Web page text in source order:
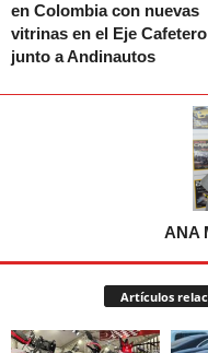
en Colombia con nuevas
vitrinas en el Eje Cafetero
junto a Andinautos
ANA
Artículos